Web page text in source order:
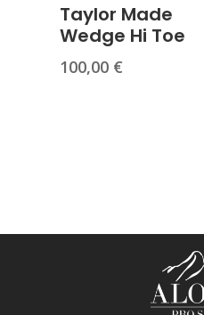
Taylor Made
Wedge Hi Toe
100,00 €